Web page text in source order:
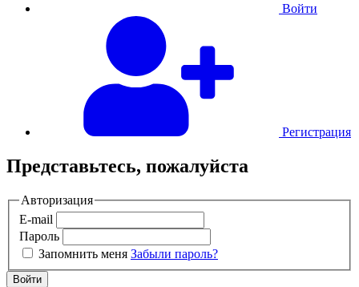
Войти
Регистрация
Представьтесь, пожалуйста
Авторизация
E-mail
Пароль
Запомнить меня Забыли пароль?
Войти